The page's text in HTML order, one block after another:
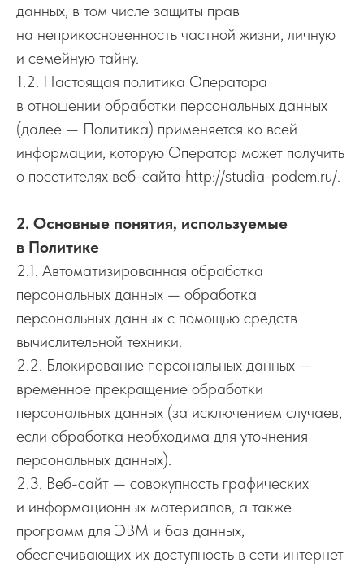
данных, в том числе защиты прав
на неприкосновенность частной жизни, личную
и семейную тайну.
1.2. Настоящая политика Оператора
в отношении обработки персональных данных
(далее — Политика) применяется ко всей
информации, которую Оператор может получить
о посетителях веб-сайта http://studia-podem.ru/.
2. Основные понятия, используемые
в Политике
2.1. Автоматизированная обработка
персональных данных — обработка
персональных данных с помощью средств
вычислительной техники.
2.2. Блокирование персональных данных —
временное прекращение обработки
персональных данных (за исключением случаев,
если обработка необходима для уточнения
персональных данных).
2.3. Веб-сайт — совокупность графических
и информационных материалов, а также
программ для ЭВМ и баз данных,
обеспечивающих их доступность в сети интернет